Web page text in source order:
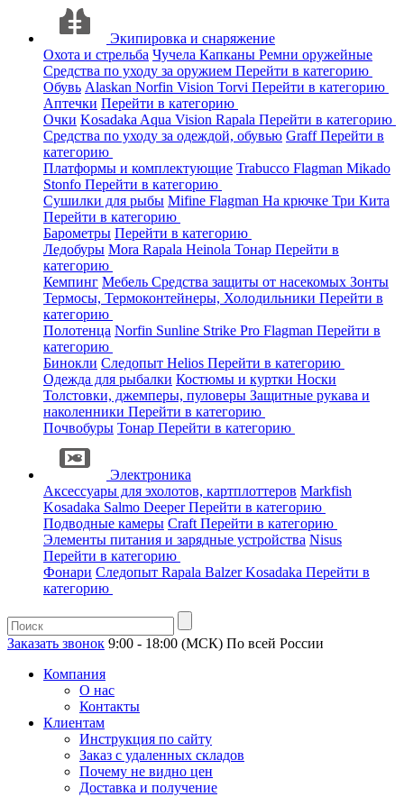
Экипировка и снаряжение
Охота и стрельба Чучела Капканы Ремни оружейные
Средства по уходу за оружием Перейти в категорию
Обувь Alaskan Norfin Vision Torvi Перейти в категорию
Аптечки Перейти в категорию
Очки Kosadaka Aqua Vision Rapala Перейти в категорию
Средства по уходу за одеждой, обувью GraffПерейти в
категорию
Платформы и комплектующие Trabucco Flagman Mikado
Stonfo Перейти в категорию
Сушилки для рыбы Mifine Flagman На крючке Три Кита
Перейти в категорию
Барометры Перейти в категорию
Ледобуры Mora Rapala Heinola Тонар Перейти в
категорию
Кемпинг Мебель Средства защиты от насекомых Зонты
Термосы, Термоконтейнеры, Холодильники Перейти в
категорию
Полотенца Norfin Sunline Strike Pro Flagman Перейти в
категорию
Бинокли Следопыт Helios Перейти в категорию
Одежда для рыбалки Костюмы и куртки Носки
Толстовки, джемперы, пуловеры Защитные рукава и
наколенники Перейти в категорию
Почвобуры Тонар Перейти в категорию
Электроника
Аксессуары для эхолотов, картплоттеров Markfish
Kosadaka Salmo DeeperПерейти в категорию
Подводные камеры Craft Перейти в категорию
Элементы питания и зарядные устройства Nisus
Перейти в категорию
Фонари Следопыт Rapala BalzerKosadaka Перейти в
категорию
Заказать звонок 9:00 - 18:00 (МСК) По всей России
Компания
О нас
Контакты
Клиентам
Инструкция по сайту
Заказ с удаленных складов
Почему не видно цен
Доставка и получение